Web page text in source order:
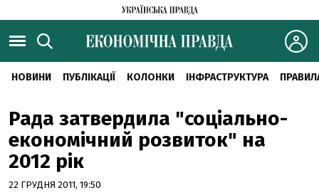
НОВИНИ ПУБЛІКАЦІЇ КОЛОНКИ ІНФРАСТРУКТУРА
Рада затвердила "соціально-
економічний розвиток" на
2012 рік
22 ГРУДНЯ 2011, 19:50